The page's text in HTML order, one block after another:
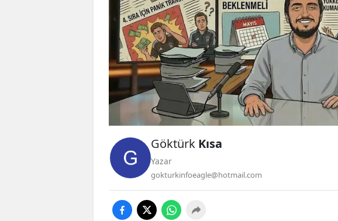
Göktürk Kısa
Yazar
gokturkinfoeagle@hotmail.com